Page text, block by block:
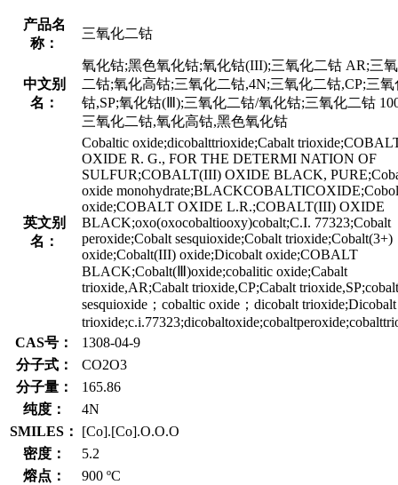
产品名
称：
三氧化二钴
中文别
名：
氧化钴;黑色氧化钴;氧化钴(III);三氧化二钴 AR;三
二钴;氧化高钴;三氧化二钴,4N;三氧化二钴,CP;三氧
钴,SP;氧化钴(Ⅲ);三氧化二钴/氧化钴;三氧化二钴
三氧化二钴,氧化高钴,黑色氧化钴
英文别
名：
Cobaltic oxide;dicobalttrioxide;Cabalt
OXIDE R. G., FOR THE DETERMI NATION OF
SULFUR;COBALT(III) OXIDE BLACK,
oxide
oxide;COBALT OXIDE L.R.;COBALT(III) OXIDE
BLACK;oxo(oxocobaltiooxy)cobalt;C.I. 77323;Cobalt
peroxide;Cobalt sesquioxide;Cobalt trioxide;Cobalt(3+)
oxide;Cobalt(III) oxide;Dicobalt oxide;COBALT
BLACK;Cobalt(Ⅲ)oxide;cobalitic oxide;Cabalt
trioxide,AR;Cabalt trioxide,CP;Cabalt trioxide,SP;cobalt
sesquioxide；cobaltic oxide；dicobalt trioxide;Dicobalt
CAS号：
1308-04-9
分子式：
CO2O3
分子量：
165.86
纯度：
4N
SMILES：
[Co].[Co].O.O.O
密度：
5.2
熔点：
900 ºC